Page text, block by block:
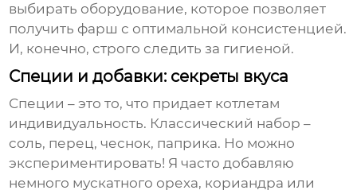
выбирать оборудование, которое позволяет
получить фарш с оптимальной консистенцией.
И, конечно, строго следить за гигиеной.
Специи и добавки: секреты вкуса
Специи – это то, что придает котлетам
индивидуальность. Классический набор –
соль, перец, чеснок, паприка. Но можно
экспериментировать! Я часто добавляю
немного мускатного ореха, кориандра или